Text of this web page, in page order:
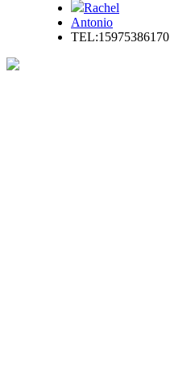
Rachel
Antonio
TEL:15975386170